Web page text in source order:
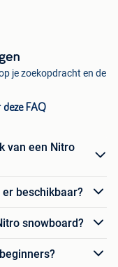
je zoekopdracht en de
deze FAQ
van een Nitro
beschikbaar?
snowboard?